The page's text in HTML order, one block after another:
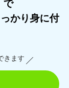
で
かり身に付
きます